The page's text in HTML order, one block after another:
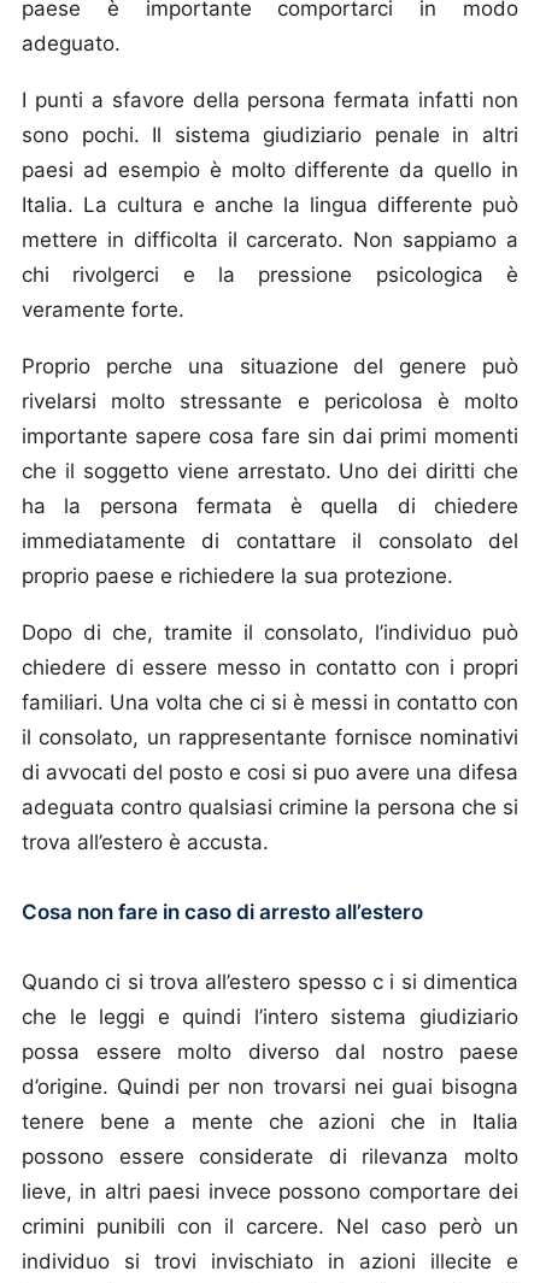
paese è importante comportarci in modo
adeguato.
I punti a sfavore della persona fermata infatti non
sono pochi. Il sistema giudiziario penale in altri
paesi ad esempio è molto differente da quello in
Italia. La cultura e anche la lingua differente può
mettere in difficolta il carcerato. Non sappiamo a
chi rivolgerci e la pressione psicologica è
veramente forte.
Proprio perche una situazione del genere può
rivelarsi molto stressante e pericolosa è molto
importante sapere cosa fare sin dai primi momenti
che il soggetto viene arrestato. Uno dei diritti che
ha la persona fermata è quella di chiedere
immediatamente di contattare il consolato del
proprio paese e richiedere la sua protezione.
Dopo di che, tramite il consolato, l’individuo può
chiedere di essere messo in contatto con i propri
familiari. Una volta che ci si è messi in contatto con
il consolato, un rappresentante fornisce nominativi
di avvocati del posto e cosi si puo avere una difesa
adeguata contro qualsiasi crimine la persona che si
trova all’estero è accusta.
Cosa non fare in caso di arresto all’estero
Quando ci si trova all’estero spesso c i si dimentica
che le leggi e quindi l’intero sistema giudiziario
possa essere molto diverso dal nostro paese
d’origine. Quindi per non trovarsi nei guai bisogna
tenere bene a mente che azioni che in Italia
possono essere considerate di rilevanza molto
lieve, in altri paesi invece possono comportare dei
crimini punibili con il carcere. Nel caso però un
individuo si trovi invischiato in azioni illecite e